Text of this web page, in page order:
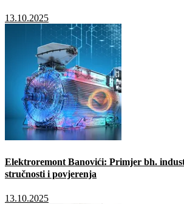
13.10.2025
Elektroremont Banovići: Primjer bh.
stručnosti i povjerenja
13.10.2025